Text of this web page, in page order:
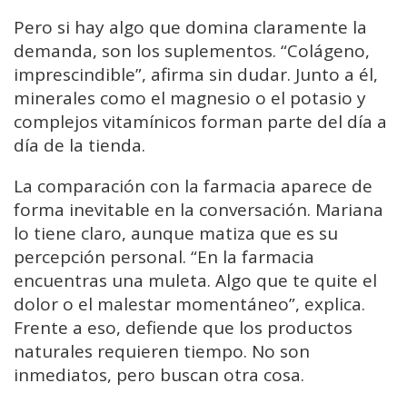
Pero si hay algo que domina claramente la
demanda, son los suplementos. “Colágeno,
imprescindible”, afirma sin dudar. Junto a él,
minerales como el magnesio o el potasio y
complejos vitamínicos forman parte del día a
día de la tienda.
La comparación con la farmacia aparece de
forma inevitable en la conversación. Mariana
lo tiene claro, aunque matiza que es su
percepción personal. “En la farmacia
encuentras una muleta. Algo que te quite el
dolor o el malestar momentáneo”, explica.
Frente a eso, defiende que los productos
naturales requieren tiempo. No son
inmediatos, pero buscan otra cosa.